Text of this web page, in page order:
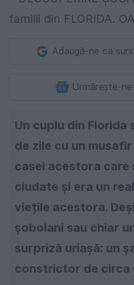
Adaugă-ne ca
Urmărește-
Un cuplu din
de zile cu un
casei acestora care
ciudate și era un
viețile acestora.
șobolani sau chiar
surpriză uriașă: un
constrictor de circa